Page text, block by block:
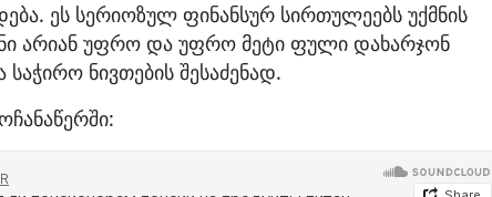
ეს სერიოზულ ფინანსურ სირთულეებს უქმნის
არიან უფრო და უფრო მეტი ფული დახარჯონ
საჭირო ნივთების შესაძენად.